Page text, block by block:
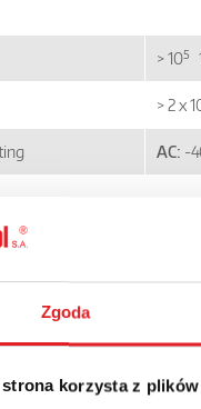
Zgoda
strona korzysta z
> 105
> 2 x
AC: -
Ask for the